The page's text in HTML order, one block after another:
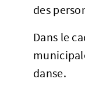
des
Dans le
danse.